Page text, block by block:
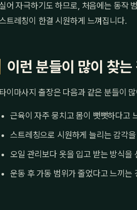
어 자극하기도 하므로, 처음에는 동작
트레칭이 한결 시원하게 느껴집니다.
이런 분들이 많이 찾는
타이마사지 출장은 다음과 같은 분들이
근육이 자주 뭉치고 몸이 뻣뻣하다고
스트레칭으로 시원하게 늘리는 감각
오일 관리보다 옷을 입고 받는 방식을
운동 후 가동 범위가 줄었다고 느끼는